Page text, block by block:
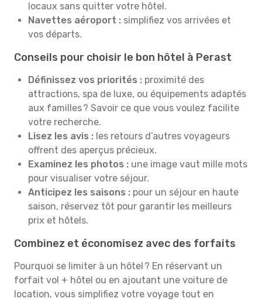
locaux sans quitter votre hôtel.
Navettes aéroport : simplifiez vos arrivées et
vos départs.
Conseils pour choisir le bon hôtel à Perast
Définissez vos priorités : proximité des
attractions, spa de luxe, ou équipements adaptés
aux familles ? Savoir ce que vous voulez facilite
votre recherche.
Lisez les avis : les retours d’autres voyageurs
offrent des aperçus précieux.
Examinez les photos : une image vaut mille mots
pour visualiser votre séjour.
Anticipez les saisons : pour un séjour en haute
saison, réservez tôt pour garantir les meilleurs
prix et hôtels.
Combinez et économisez avec des forfaits
Pourquoi se limiter à un hôtel ? En réservant un
forfait vol + hôtel ou en ajoutant une voiture de
location, vous simplifiez votre voyage tout en